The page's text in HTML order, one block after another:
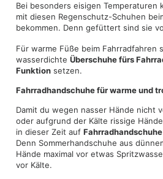
Bei besonders eisigen Temperaturen
mit diesen Regenschutz-Schuhen
bekommen. Denn gefüttert sind sie
Für warme Füße beim Fahrradfahren
wasserdichte Überschuhe fürs
Funktion setzen.
Fahrradhandschuhe für warme und
Damit du wegen nasser Hände nicht
oder aufgrund der Kälte rissige
in dieser Zeit auf
Denn Sommerhandschuhe aus
Hände maximal vor etwas
vor Kälte.